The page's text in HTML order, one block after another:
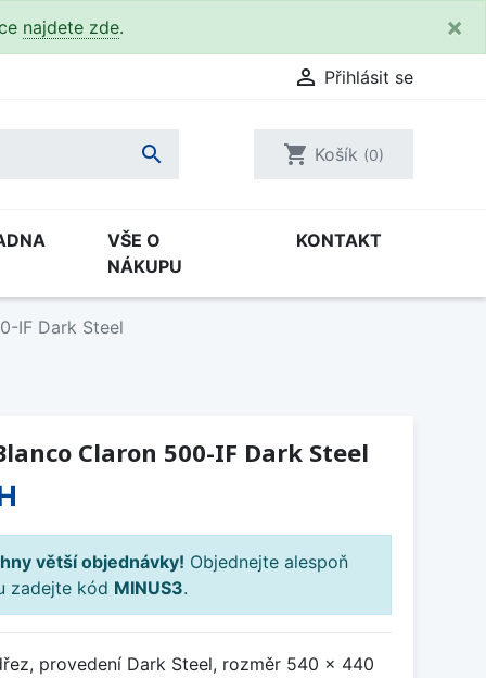
najdete zde. ×
 Přihlásit se
 shopping_cart Košík (0)
VŠE O
NÁKUPU
KONTAKT
IF Dark Steel
Claron 500-IF Dark Steel
větší objednávky! Objednejte alespoň
zadejte kód MINUS3.
provedení Dark Steel, rozměr 540 x 440